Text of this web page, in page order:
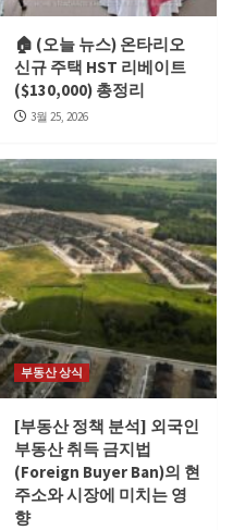
🏠 (오늘 뉴스) 온타리오
신규 주택 HST 리베이트
($130,000) 총정리
3월 25, 2026
부동산 상식
[부동산 정책 분석] 외국인
부동산 취득 금지법
(Foreign Buyer Ban)의 현
주소와 시장에 미치는 영
향